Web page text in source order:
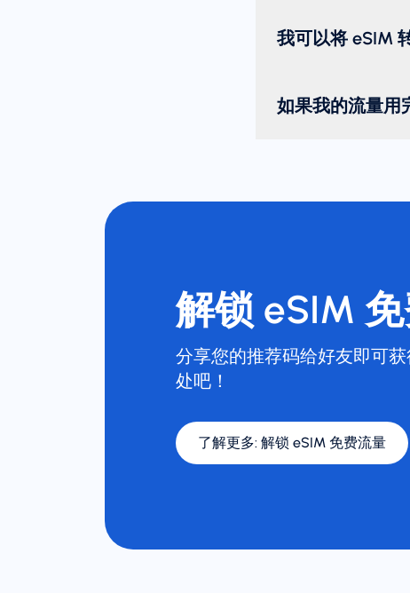
我可以将 eSIM
如果我的流量用
解锁 eSIM
分享您的推荐码给好友即可
处吧！
了解更多: 解锁 eSIM 免费流量